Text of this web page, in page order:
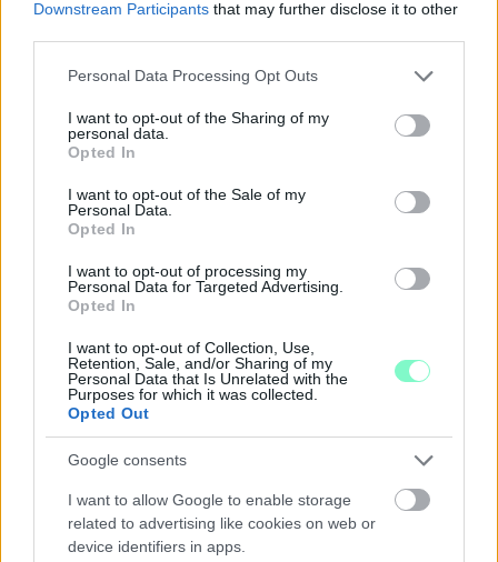
Downstream Participants that may further disclose it to other
Please note that this website/app uses one or more Google
not limited to your visit or usage behaviour. You may click to
grant or deny consent to Google and its third-party tags to
use your data for below specified purposes in below Google
consent section.
Personal Data Processing Opt Outs
I want to opt-out of the Sharing of my
personal data.
Opted In
I want to opt-out of the Sale of my
Personal Data.
Opted In
I want to opt-out of processing my
Personal Data for Targeted Advertising.
Opted In
I want to opt-out of Collection, Use,
Retention, Sale, and/or Sharing of my
Personal Data that Is Unrelated with the
Purposes for which it was collected.
Opted Out
Google consents
I want to allow Google to enable storage
related to advertising like cookies on web or
device identifiers in apps.
A BAROKK ÖSSZES ÁRNYALATA ÉS MÉG EGY SOR
KIVÁLÓ PROGRAM VÁR MINDENKIT EZEN A HÉTVÉGÉN
GYŐRBEN
Középpontban a hagyományőrzés, de lesz Pogány Induló és
Majka koncert, jóga szeánsz, “borhajózás” és egy csomó minden
Szólj hozzá!